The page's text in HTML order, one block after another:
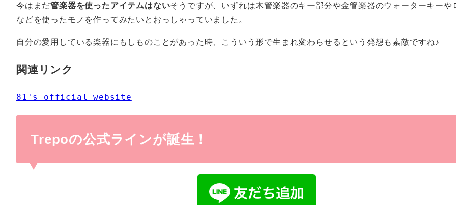
今はまだ管楽器を使ったアイテムはないそうですが、いずれは木管楽器のキー部分や金管楽器のウォーターキーや
などを使ったモノを作ってみたいとおっしゃっていました。
自分の愛用している楽器にもしものことがあった時、こういう形で生まれ変わらせるという発想も素敵ですね♪
関連リンク
81's official website
Trepoの公式ラインが誕生！